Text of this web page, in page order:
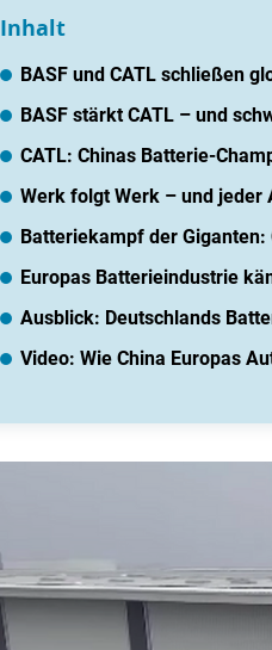
Inhalt
BASF und CATL schließen
BASF stärkt CATL – und
CATL: Chinas Batterie-
Werk folgt Werk – und
Batteriekampf der Giganten:
Europas Batterieindustrie
Ausblick: Deutschlands
Video: Wie China Europas